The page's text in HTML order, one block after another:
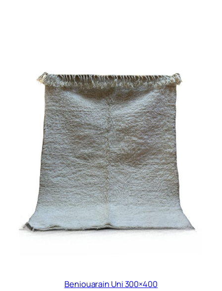
Beniouarain Uni 300×400